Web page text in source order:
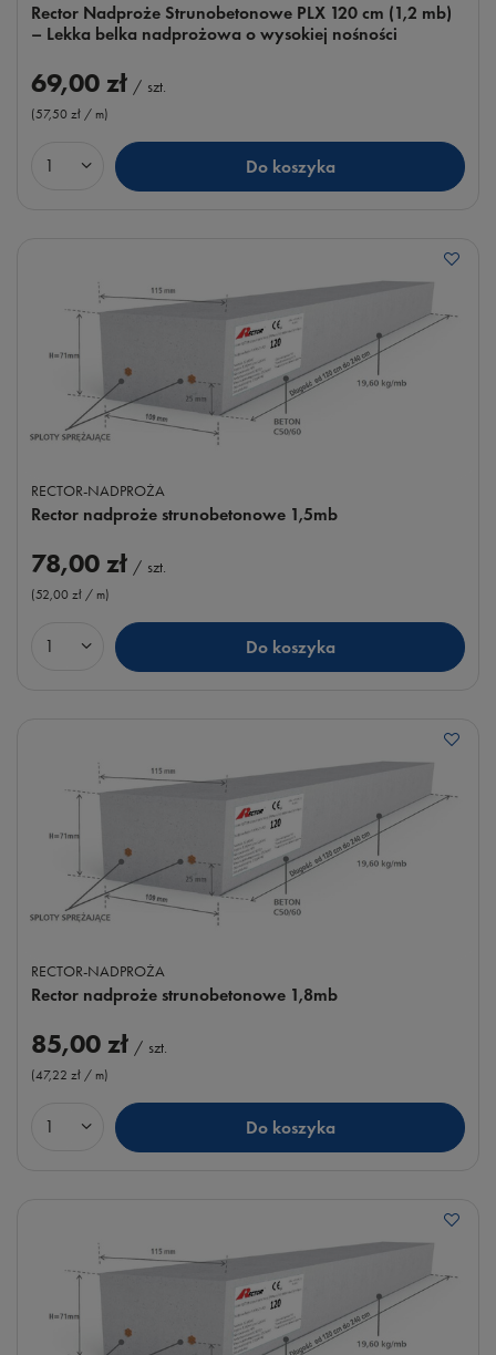
Rector Nadproże Strunobetonowe PLX 120 cm (1,2 mb)
– Lekka belka nadprożowa o wysokiej nośności
69,00 zł / szt.
(57,50 zł / m)
Ilość produktów Do koszyka
RECTOR-NADPROŻA
Rector nadproże strunobetonowe 1,5mb
78,00 zł / szt.
(52,00 zł / m)
Ilość produktów Do koszyka
RECTOR-NADPROŻA
Rector nadproże strunobetonowe 1,8mb
85,00 zł / szt.
(47,22 zł / m)
Ilość produktów Do koszyka